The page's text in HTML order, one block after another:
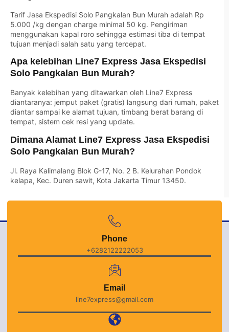
Tarif Jasa Ekspedisi Solo Pangkalan Bun Murah adalah Rp
5.000 /kg dengan charge minimal 50 kg. Pengiriman
menggunakan kapal roro sehingga estimasi tiba di tempat
tujuan menjadi salah satu yang tercepat.
Apa kelebihan Line7 Express Jasa Ekspedisi
Solo Pangkalan Bun Murah?
Banyak kelebihan yang ditawarkan oleh Line7 Express
diantaranya: jemput paket (gratis) langsung dari rumah, paket
diantar sampai ke alamat tujuan, timbang berat barang di
tempat, sistem cek resi yang update.
Dimana Alamat Line7 Express Jasa Ekspedisi
Solo Pangkalan Bun Murah?
Jl. Raya Kalimalang Blok G-17, No. 2 B. Kelurahan Pondok
kelapa, Kec. Duren sawit, Kota Jakarta Timur 13450.
Phone
+6282122222053
Email
line7express@gmail.com